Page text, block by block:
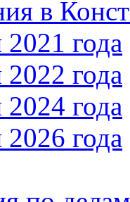
в
года
года
года
года